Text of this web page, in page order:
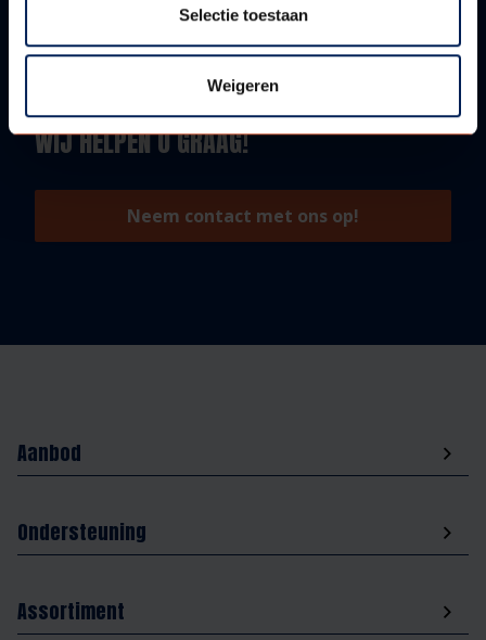
Selectie toestaan
Weigeren
VRAGEN?
WIJ HELPEN U GRAAG!
Neem contact met ons op!
Aanbod
Ondersteuning
Assortiment